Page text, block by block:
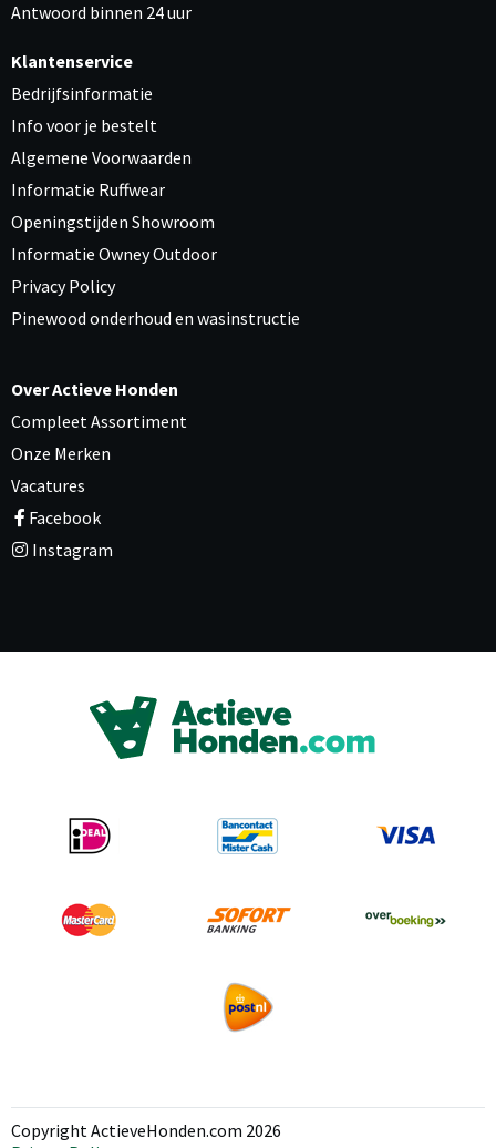
Antwoord binnen 24 uur
Klantenservice
Bedrijfsinformatie
Info voor je bestelt
Algemene Voorwaarden
Informatie Ruffwear
Openingstijden Showroom
Informatie Owney Outdoor
Privacy Policy
Pinewood onderhoud en wasinstructie
Over Actieve Honden
Compleet Assortiment
Onze Merken
Vacatures
Facebook
Instagram
Copyright ActieveHonden.com 2026